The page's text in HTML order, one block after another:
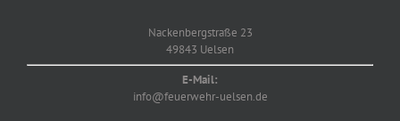
Nackenbergstraße 23
49843 Uelsen
E-Mail:
info@feuerwehr-uelsen.de